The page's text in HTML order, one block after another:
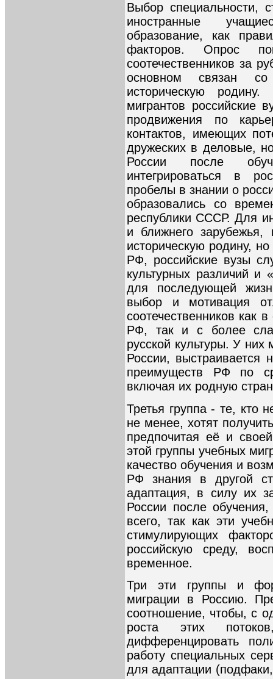
Выбор специальности,
иностранные
образование, как
факторов. Опрос
соотечественников за
основном связан
историческую
мигрантов российские
продвижения по
контактов, имеющих
дружеских в деловые,
России после
интегрироваться в
пробелы в знании о
образовались со
республики СССР. Для
и ближнего
историческую родину,
РФ, российские вузы
культурных различий и
для последующей
выбор и мотивация
соотечественников как
РФ, так и с более
русской культуры. У
России, выстраивается
преимуществ РФ по
включая их родную
Третья группа - те, кто
не менее, хотят
предпочитая её и
этой группы учебных
качество обучения и
РФ знания в другой
адаптация, в силу их
России после
всего, так как эти
стимулирующих
российскую среду,
временное.
Три эти группы и
миграции в Россию.
соотношение, чтобы, с
роста этих
дифференцировать
работу специальных
для адаптации